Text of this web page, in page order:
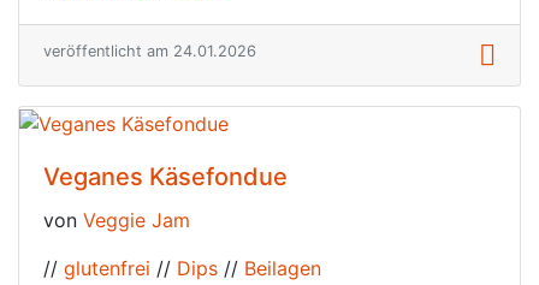
veröffentlicht am 24.01.2026
Veganes Käsefondue
von Veggie Jam
// glutenfrei // Dips // Beilagen